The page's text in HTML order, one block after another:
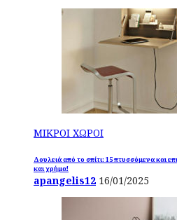
ΜΙΚΡΟΙ ΧΩΡΟΙ
Δουλειά από το σπίτι: 15 πτυσσόμενα και
και χρήμα!
apangelis12 16/01/2025